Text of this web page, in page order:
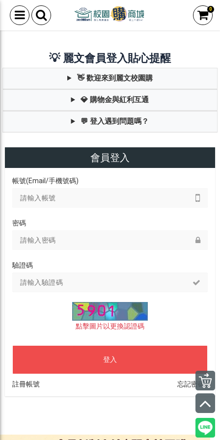
0
💡 麗文會員登入貼心提醒
👋 歡迎來到麗文校園購
💎 購物金與紅利互通
💬 登入遇到問題嗎？
會員登入
帳號(Email/手機號碼)
密碼
驗證碼
點擊圖片以更換認證碼
登入
註冊帳號 忘記密碼?